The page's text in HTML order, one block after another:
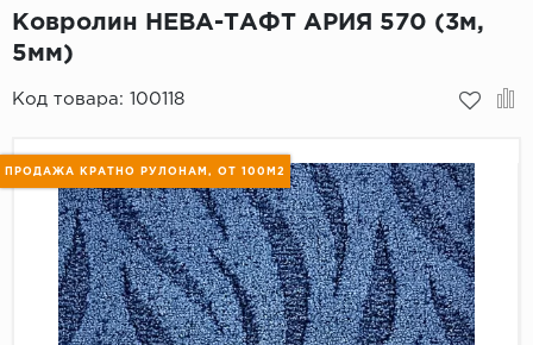
Bonkeel
Classen
CorkArt Vinyl
CronaFloor
Подложка
Пробковое покрытие
Ковролин НЕВА-ТАФТ АРИЯ 570 (3м,
5мм)
Код товара: 100118
ПРОДАЖА КРАТНО РУЛОНАМ, ОТ 100М2